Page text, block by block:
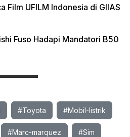
Film UFILM Indonesia di GIIAS
Fuso Hadapi Mandatori B50
#Toyota #Mobil-listrik
#Marc-marquez #Sim